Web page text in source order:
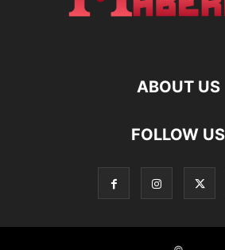
ABOUT US
FOLLOW US